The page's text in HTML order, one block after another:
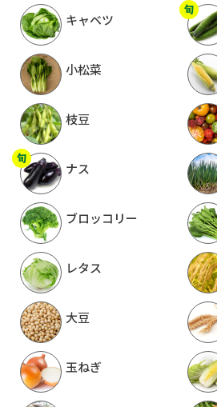
キャベツ
小松菜
枝豆
ナス
ブロッコリー
レタス
大豆
玉ねぎ